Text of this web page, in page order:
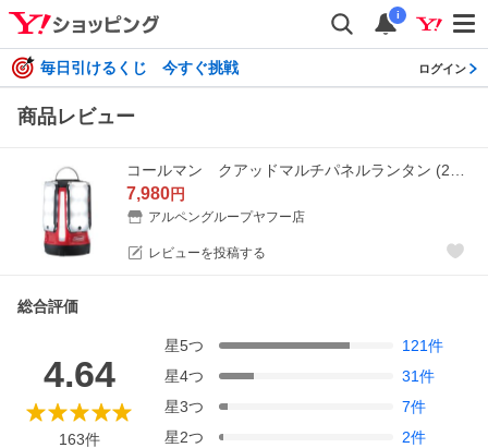
i
毎日引けるくじ 今すぐ挑戦 ログイン
商品レビュー
7,980円
アルペングループヤフー店
レビューを投稿する
総合評価
4.64
163件
星5つ 121件
星4つ 31件
星3つ 7件
星2つ 2件